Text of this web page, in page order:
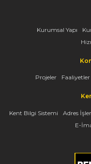
Kurumsal Yapı
Projeler Faaliyetler
Kent Bilgi Sistemi Adres
E-